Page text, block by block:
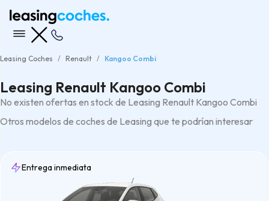
Leasing Coches Renault Kangoo Combi
Leasing Renault Kangoo Combi
No existen ofertas en stock de Leasing Renault Kangoo Combi
Otros modelos de coches de Leasing que te podrían interesar
Entrega inmediata